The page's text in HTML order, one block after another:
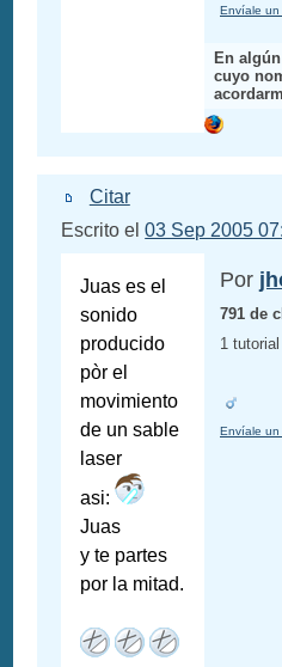
Envíale un
En
cuyo
Citar
Escrito el03 Sep 2005
Juas es el
sonido
producido
pòr el
movimiento
de un sable
laser
asi:
Juas
y te partes
por la mitad.
Por
791 de
1 tutorial
Envíale un